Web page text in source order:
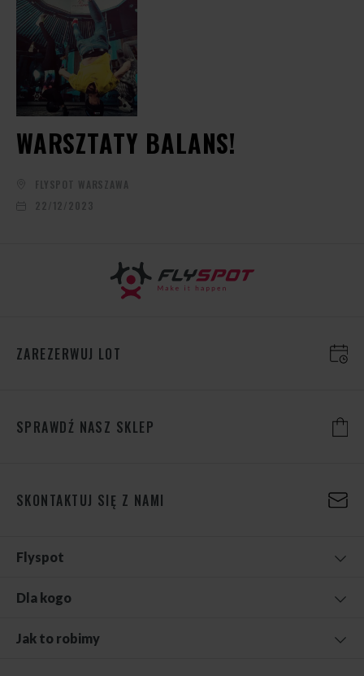
WARSZTATY BALANS!
FLYSPOT WARSZAWA
22/12/2023
ZAREZERWUJ LOT
SPRAWDŹ NASZ SKLEP
SKONTAKTUJ SIĘ Z NAMI
Flyspot
Dla kogo
Jak to robimy